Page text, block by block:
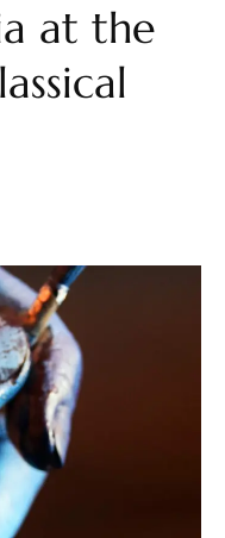
at the